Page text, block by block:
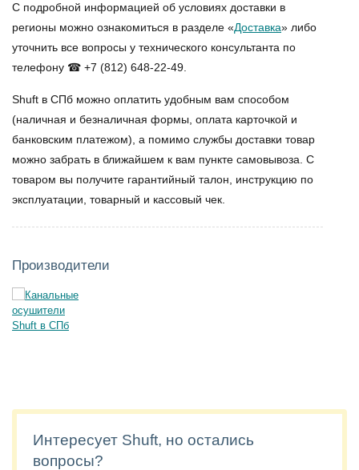
С подробной информацией об условиях доставки в
регионы можно ознакомиться в разделе «Доставка» либо
уточнить все вопросы у технического консультанта по
телефону ☎ +7 (812) 648-22-49.
Shuft в СПб можно оплатить удобным вам способом
(наличная и безналичная формы, оплата карточкой и
банковским платежом), а помимо службы доставки товар
можно забрать в ближайшем к вам пункте самовывоза. С
товаром вы получите гарантийный талон, инструкцию по
эксплуатации, товарный и кассовый чек.
Производители
Интересует Shuft, но остались
вопросы?